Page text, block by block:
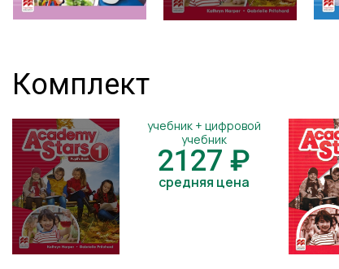
Комплект
учебник + цифровой
учебник
2127 ₽
средняя цена